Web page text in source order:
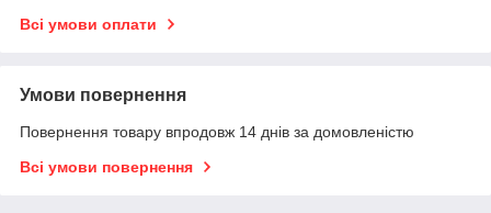
Всі умови оплати
Умови повернення
Повернення товару впродовж 14 днів за домовленістю
Всі умови повернення